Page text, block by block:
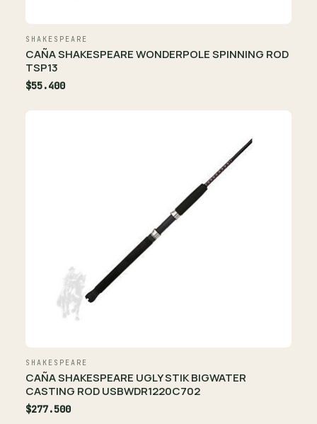
SHAKESPEARE
CAÑA SHAKESPEARE WONDERPOLE SPINNING ROD
TSP13
$55.400
SHAKESPEARE
CAÑA SHAKESPEARE UGLY STIK BIGWATER
CASTING ROD USBWDR1220C702
$277.500